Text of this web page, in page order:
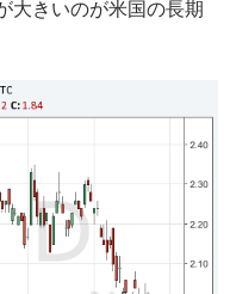
大きいのが米国の長期